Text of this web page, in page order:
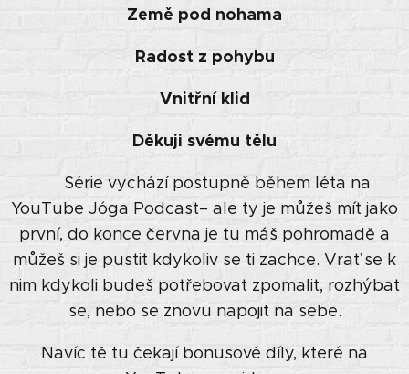
Země pod nohama
Radost z pohybu
Vnitřní klid
Děkuji svému tělu
🕊️ Série vychází postupně během léta na
YouTube Jóga Podcast– ale ty je můžeš mít jako
první, do konce června je tu máš pohromadě a
můžeš si je pustit kdykoliv se ti zachce. Vrať se k
nim kdykoli budeš potřebovat zpomalit, rozhýbat
se, nebo se znovu napojit na sebe.
Navíc tě tu čekají bonusové díly, které na